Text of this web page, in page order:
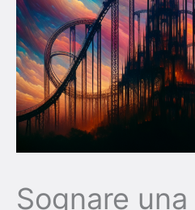
Sognare